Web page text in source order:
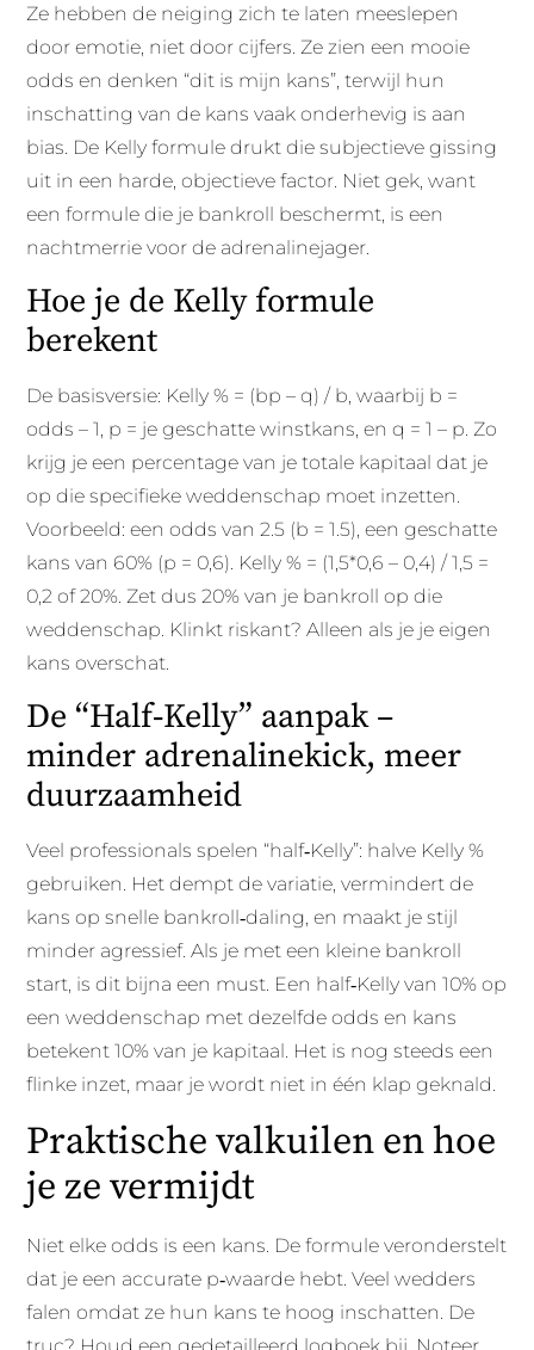
Ze hebben de neiging zich te laten meeslepen
door emotie, niet door cijfers. Ze zien een mooie
odds en denken “dit is mijn kans”, terwijl hun
inschatting van de kans vaak onderhevig is aan
bias. De Kelly formule drukt die subjectieve gissing
uit in een harde, objectieve factor. Niet gek, want
een formule die je bankroll beschermt, is een
nachtmerrie voor de adrenalinejager.
Hoe je de Kelly formule
berekent
De basisversie: Kelly % = (bp – q) / b, waarbij b =
odds – 1, p = je geschatte winstkans, en q = 1 – p. Zo
krijg je een percentage van je totale kapitaal dat je
op die specifieke weddenschap moet inzetten.
Voorbeeld: een odds van 2.5 (b = 1.5), een geschatte
kans van 60% (p = 0,6). Kelly % = (1,5*0,6 – 0,4) / 1,5 =
0,2 of 20%. Zet dus 20% van je bankroll op die
weddenschap. Klinkt riskant? Alleen als je je eigen
kans overschat.
De “Half‑Kelly” aanpak –
minder adrenalinekick, meer
duurzaamheid
Veel professionals spelen “half‑Kelly”: halve Kelly %
gebruiken. Het dempt de variatie, vermindert de
kans op snelle bankroll‑daling, en maakt je stijl
minder agressief. Als je met een kleine bankroll
start, is dit bijna een must. Een half‑Kelly van 10% op
een weddenschap met dezelfde odds en kans
betekent 10% van je kapitaal. Het is nog steeds een
flinke inzet, maar je wordt niet in één klap geknald.
Praktische valkuilen en hoe
je ze vermijdt
Niet elke odds is een kans. De formule veronderstelt
dat je een accurate p‑waarde hebt. Veel wedders
falen omdat ze hun kans te hoog inschatten. De